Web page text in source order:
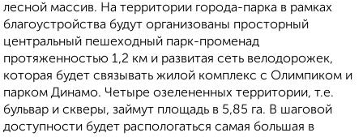
лесной массив. На территории города-парка в рамках
благоустройства будут организованы просторный
центральный пешеходный парк-променад
протяженностью 1,2 км и развитая сеть велодорожек,
которая будет связывать жилой комплекс с Олимпиком и
парком Динамо. Четыре озелененных территории, т.е.
бульвар и скверы, займут площадь в 5,85 га. В шаговой
доступности будет распологаться самая большая в